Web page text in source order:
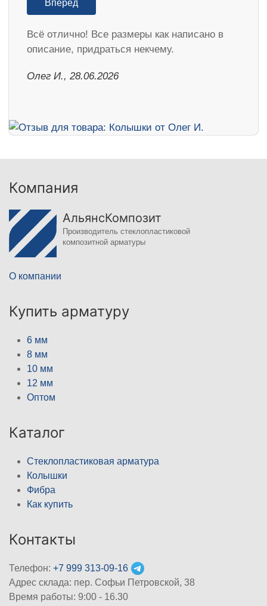
Вперед
Всё отлично! Все размеры как написано в
описание, придраться некчему.
Олег И., 28.06.2026
Компания
АльянсКомпозит
Производитель стеклопластиковой
композитной арматуры
О компании
Купить арматуру
6 мм
8 мм
10 мм
12 мм
Оптом
Каталог
Стеклопластиковая арматура
Колышки
Фибра
Как купить
Контакты
Телефон: +7 999 313-09-16
Адрес склада: пер. Софьи Петровской, 38
Время работы: 9:00 - 16.30